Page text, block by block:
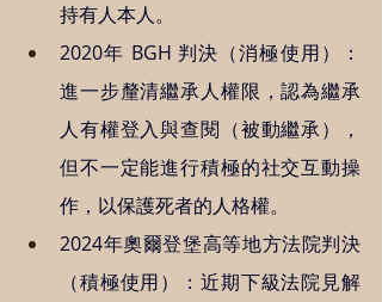
持有人本人。
2020年 BGH 判決（消極使用）：
進一步釐清繼承人權限，認為繼承
人有權登入與查閱（被動繼承），
但不一定能進行積極的社交互動操
作，以保護死者的人格權。
2024年奧爾登堡高等地方法院判決
（積極使用）：近期下級法院見解